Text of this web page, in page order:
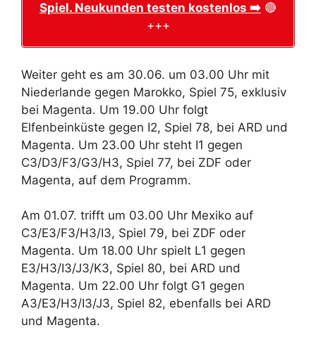
Spiel. Neukunden testen kostenlos ➡️ 🔴
+++
Weiter geht es am 30.06. um 03.00 Uhr mit
Niederlande gegen Marokko, Spiel 75, exklusiv
bei Magenta. Um 19.00 Uhr folgt
Elfenbeinküste gegen I2, Spiel 78, bei ARD und
Magenta. Um 23.00 Uhr steht I1 gegen
C3/D3/F3/G3/H3, Spiel 77, bei ZDF oder
Magenta, auf dem Programm.
Am 01.07. trifft um 03.00 Uhr Mexiko auf
C3/E3/F3/H3/I3, Spiel 79, bei ZDF oder
Magenta. Um 18.00 Uhr spielt L1 gegen
E3/H3/I3/J3/K3, Spiel 80, bei ARD und
Magenta. Um 22.00 Uhr folgt G1 gegen
A3/E3/H3/I3/J3, Spiel 82, ebenfalls bei ARD
und Magenta.